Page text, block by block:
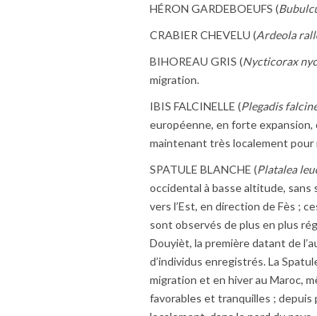
HÉRON GARDEBOEUFS (
CRABIER CHEVELU (Ardeola
BIHOREAU GRIS (Nycticorax
migration.
IBIS FALCINELLE (Plegadis
européenne, en forte expansion,
maintenant très localement pour
SPATULE BLANCHE (Platalea
occidental à basse altitude, sans
vers l’Est, en direction de Fès ;
sont observés de plus en plus
Douyièt, la première datant de
d’individus enregistrés. La
migration et en hiver au Maroc,
favorables et tranquilles ; depuis